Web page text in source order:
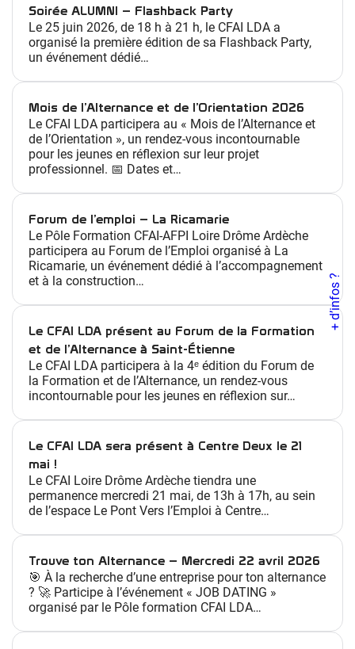
u
v
e
r
t
e
d
e
s
é
t
i
e
r
f
o
r
m
n
s
Soirée ALUMNI – Flashback Party
Le 25 juin 2026, de 18 h à 21 h, le CFAI LDA a
organisé la première édition de sa Flashback Party,
un événement dédié…
Mois de l’Alternance et de l’Orientation 2026
Le CFAI LDA participera au « Mois de l’Alternance et
de l’Orientation », un rendez-vous incontournable
pour les jeunes en réflexion sur leur projet
professionnel. 📅 Dates et…
Forum de l’emploi – La Ricamarie
Le Pôle Formation CFAI-AFPI Loire Drôme Ardèche
participera au Forum de l’Emploi organisé à La
Ricamarie, un événement dédié à l’accompagnement
et à la construction…
Le CFAI LDA présent au Forum de la Formation
et de l’Alternance à Saint-Étienne
Le CFAI LDA participera à la 4ᵉ édition du Forum de
la Formation et de l’Alternance, un rendez-vous
incontournable pour les jeunes en réflexion sur…
Le CFAI LDA sera présent à Centre Deux le 21
mai !
Le CFAI Loire Drôme Ardèche tiendra une
permanence mercredi 21 mai, de 13h à 17h, au sein
de l’espace Le Pont Vers l’Emploi à Centre…
Trouve ton Alternance – Mercredi 22 avril 2026
🎯 À la recherche d’une entreprise pour ton alternance
? 🚀 Participe à l’événement « JOB DATING »
organisé par le Pôle formation CFAI LDA…
+ d’infos ?